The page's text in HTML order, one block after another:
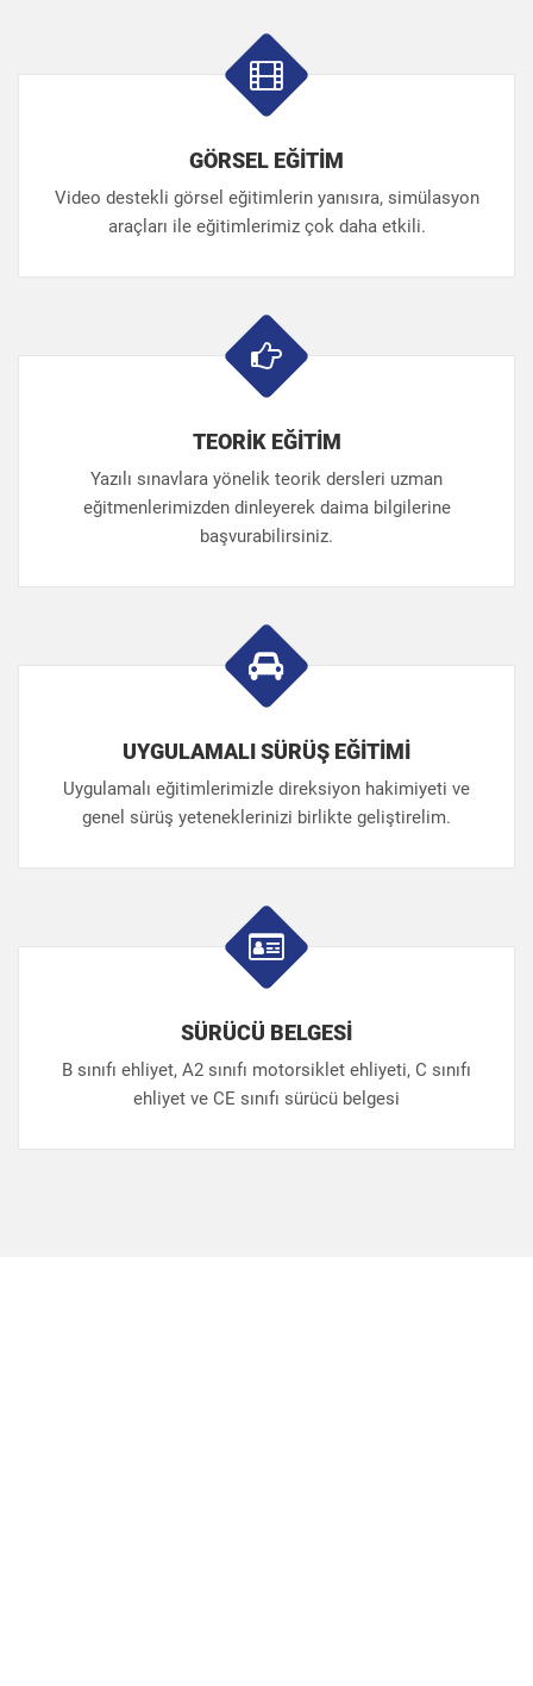
GÖRSEL EĞİTİM
Video destekli görsel eğitimlerin yanısıra, simülasyon
araçları ile eğitimlerimiz çok daha etkili.
TEORİK EĞİTİM
Yazılı sınavlara yönelik teorik dersleri uzman
eğitmenlerimizden dinleyerek daima bilgilerine
başvurabilirsiniz.
UYGULAMALI SÜRÜŞ EĞİTİMİ
Uygulamalı eğitimlerimizle direksiyon hakimiyeti ve
genel sürüş yeteneklerinizi birlikte geliştirelim.
SÜRÜCÜ BELGESİ
B sınıfı ehliyet, A2 sınıfı motorsiklet ehliyeti, C sınıfı
ehliyet ve CE sınıfı sürücü belgesi